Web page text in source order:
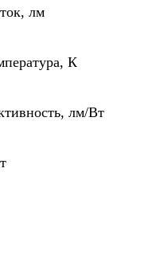
лм
К
лм/Вт